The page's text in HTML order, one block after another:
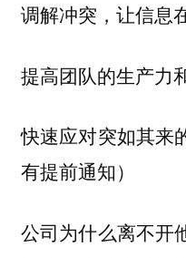
调解冲突，让信息
提高团队的生产力
快速应对突如其来
有提前通知）
公司为什么离不开